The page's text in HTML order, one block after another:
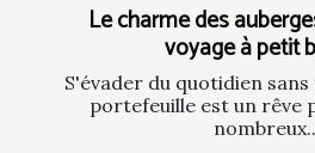
Le charme des
voyage à petit
S'évader du quotidien
portefeuille est un rêve